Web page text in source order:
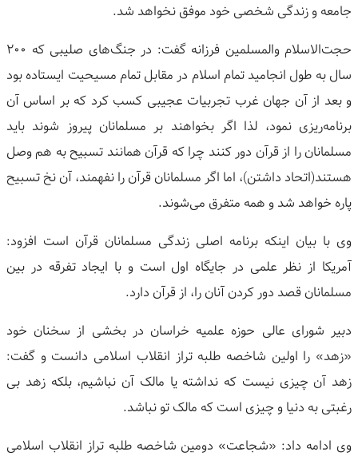
جامعه و زندگی شخصی خود موفق نخواهد شد.
حجت‌الاسلام والمسلمین فرزانه گفت: در جنگ‌های صلیبی که ۲۰۰
سال به طول انجامید تمام اسلام در مقابل تمام مسیحیت ایستاده بود
و بعد از آن جهان غرب تجربیات عجیبی کسب کرد که بر اساس آن
برنامه‌ریزی نمود، لذا اگر بخواهند بر مسلمانان پیروز شوند باید
مسلمانان را از قرآن دور کنند چرا که قرآن همانند تسبیح به هم وصل
هستند(اتحاد داشتن)، اما اگر مسلمانان قرآن را نفهمند، آن نخ تسبیح
پاره خواهد شد و همه متفرق می‌شوند.
وی با بیان اینکه برنامه اصلی زندگی مسلمانان قرآن است افزود:
آمریکا از نظر علمی در جایگاه اول است و با ایجاد تفرقه در بین
مسلمانان قصد دور کردن آنان را، از قرآن دارد.
دبیر شورای عالی حوزه علمیه خراسان در بخشی از سخنان خود
«زهد» را اولین شاخصه طلبه تراز انقلاب اسلامی دانست و گفت:
زهد آن چیزی نیست که نداشته یا مالک آن نباشیم، بلکه زهد بی
رغبتی به دنیا و چیزی است که مالک تو نباشد.
وی ادامه داد: «شجاعت» دومین شاخصه طلبه تراز انقلاب اسلامی